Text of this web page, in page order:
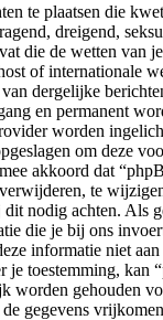
te plaatsen die
dreigend,
die de wetten van
of internationale
dergelijke
en permanent
worden
om deze
akkoord dat
te
nodig achten. Als
die je bij ons
informatie niet
je toestemming, kan
worden gehouden
gegevens